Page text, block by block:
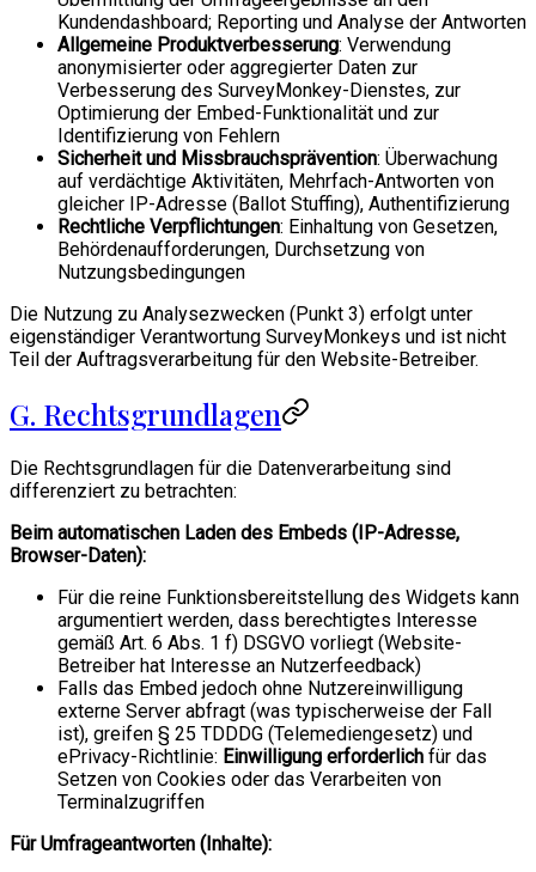
Kundendashboard; Reporting und Analyse der Antworten
Allgemeine Produktverbesserung: Verwendung
anonymisierter oder aggregierter Daten zur
Verbesserung des SurveyMonkey-Dienstes, zur
Optimierung der Embed-Funktionalität und zur
Identifizierung von Fehlern
Sicherheit und Missbrauchsprävention: Überwachung
auf verdächtige Aktivitäten, Mehrfach-Antworten von
gleicher IP-Adresse (Ballot Stuffing), Authentifizierung
Rechtliche Verpflichtungen: Einhaltung von Gesetzen,
Behördenaufforderungen, Durchsetzung von
Nutzungsbedingungen
Die Nutzung zu Analysezwecken (Punkt 3) erfolgt unter
eigenständiger Verantwortung SurveyMonkeys und ist nicht
Teil der Auftragsverarbeitung für den Website-Betreiber.
G. Rechtsgrundlagen
Die Rechtsgrundlagen für die Datenverarbeitung sind
differenziert zu betrachten:
Beim automatischen Laden des Embeds (IP-Adresse,
Browser-Daten):
Für die reine Funktionsbereitstellung des Widgets kann
argumentiert werden, dass berechtigtes Interesse
gemäß Art. 6 Abs. 1 f) DSGVO vorliegt (Website-
Betreiber hat Interesse an Nutzerfeedback)
Falls das Embed jedoch ohne Nutzereinwilligung
externe Server abfragt (was typischerweise der Fall
ist), greifen § 25 TDDDG (Telemediengesetz) und
ePrivacy-Richtlinie: Einwilligung erforderlich für das
Setzen von Cookies oder das Verarbeiten von
Terminalzugriffen
Für Umfrageantworten (Inhalte):